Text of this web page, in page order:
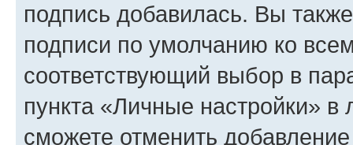
подпись добавилась. Вы
подписи по умолчанию ко
соответствующий выбор в
пункта «Личные настройки»
сможете отменить